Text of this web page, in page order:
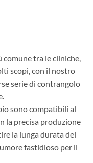
tra le cliniche,
scopi, con il nostro
serie di contrangolo
sono compatibili al
la precisa produzione
la lunga durata dei
fastidioso per il